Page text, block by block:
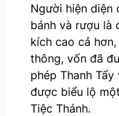
Người hiện diện
bánh và rượu là
kích cao cả
thông, vốn đã
phép Thanh
được biểu lộ
Tiệc Thánh.